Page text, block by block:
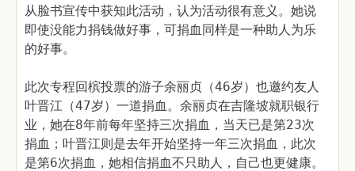
从脸书宣传中获知此活动，认为活动很有意义。她说
即使没能力捐钱做好事，可捐血同样是一种助人为乐
的好事。
此次专程回槟投票的游子余丽贞（46岁）也邀约友人
叶晋江（47岁）一道捐血。余丽贞在吉隆坡就职银行
业，她在8年前每年坚持三次捐血，当天已是第23次
捐血；叶晋江则是去年开始坚持一年三次捐血，此次
是第6次捐血，她相信捐血不只助人，自己也更健康。